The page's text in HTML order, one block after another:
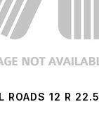
ROADS 12 R 22.5